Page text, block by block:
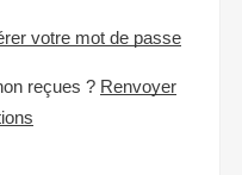
votre mot de passe
reçues ? Renvoyer